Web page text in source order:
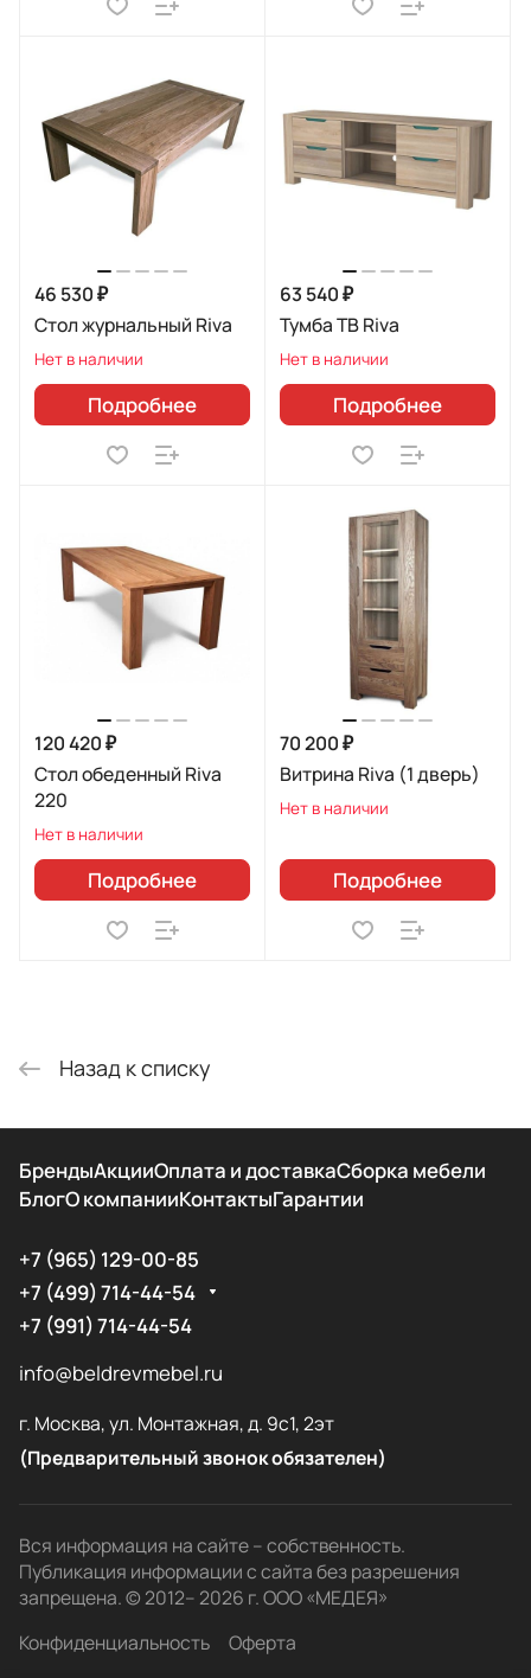
46 530 ₽
Стол журнальный Riva
Нет в наличии
Подробнее
63 540 ₽
Тумба ТВ Riva
Нет в наличии
Подробнее
120 420 ₽
Стол обеденный Riva
220
Нет в наличии
Подробнее
70 200 ₽
Витрина Riva (1 дверь)
Нет в наличии
Подробнее
Назад к списку
БрендыАкцииОплата и доставкаСборка мебели
БлогО компанииКонтактыГарантии
+7 (965) 129-00-85
+7 (499) 714-44-54
+7 (991) 714-44-54
info@beldrevmebel.ru
г. Москва, ул. Монтажная, д. 9с1, 2эт
(Предварительный звонок обязателен)
Вся информация на сайте – собственность.
Публикация информации с сайта без разрешения
запрещена. © 2012– 2026 г. ООО «МЕДЕЯ»
Конфиденциальность
Оферта